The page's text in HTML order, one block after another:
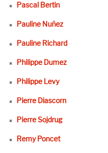
Pascal Bertin
Pauline Nuñez
Pauline Richard
Philippe Dumez
Philippe Levy
Pierre Diascorn
Pierre Sojdrug
Remy Poncet